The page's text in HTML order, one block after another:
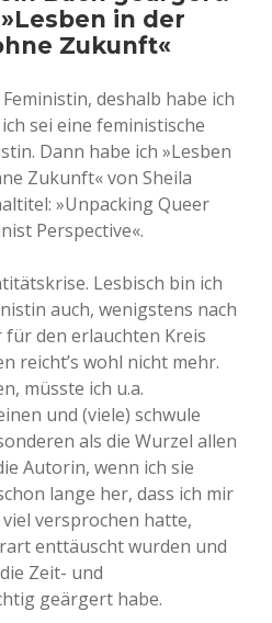
in der
Zukunft«
deshalb habe ich
sei eine feministische
Dann habe ich »Lesben
Zukunft« von Sheila
»Unpacking Queer
Perspective«.
Lesbisch bin ich
auch, wenigstens nach
den erlauchten Kreis
reicht’s wohl nicht mehr.
müsste ich u.a.
und (viele) schwule
als die Wurzel allen
Autorin, wenn ich sie
lange her, dass ich mir
versprochen hatte,
enttäuscht wurden und
Zeit- und
geärgert habe.